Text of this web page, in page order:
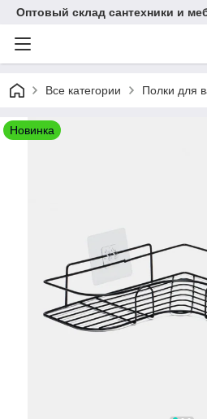
Оптовый склад сантехники и
Все категории Полки для
Новинка